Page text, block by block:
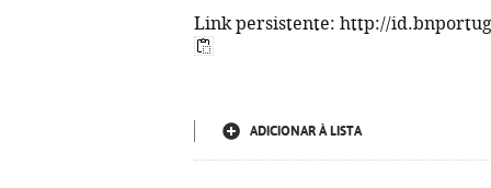
Link persistente: http://
ADICIONAR À LISTA